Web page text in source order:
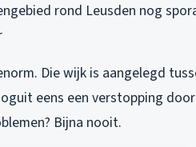
rond Leusden nog
Die wijk is aangelegd
eens een verstopping
Bijna nooit.